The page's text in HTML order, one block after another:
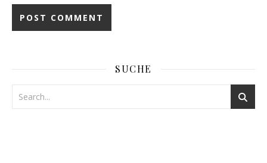
SUCHE